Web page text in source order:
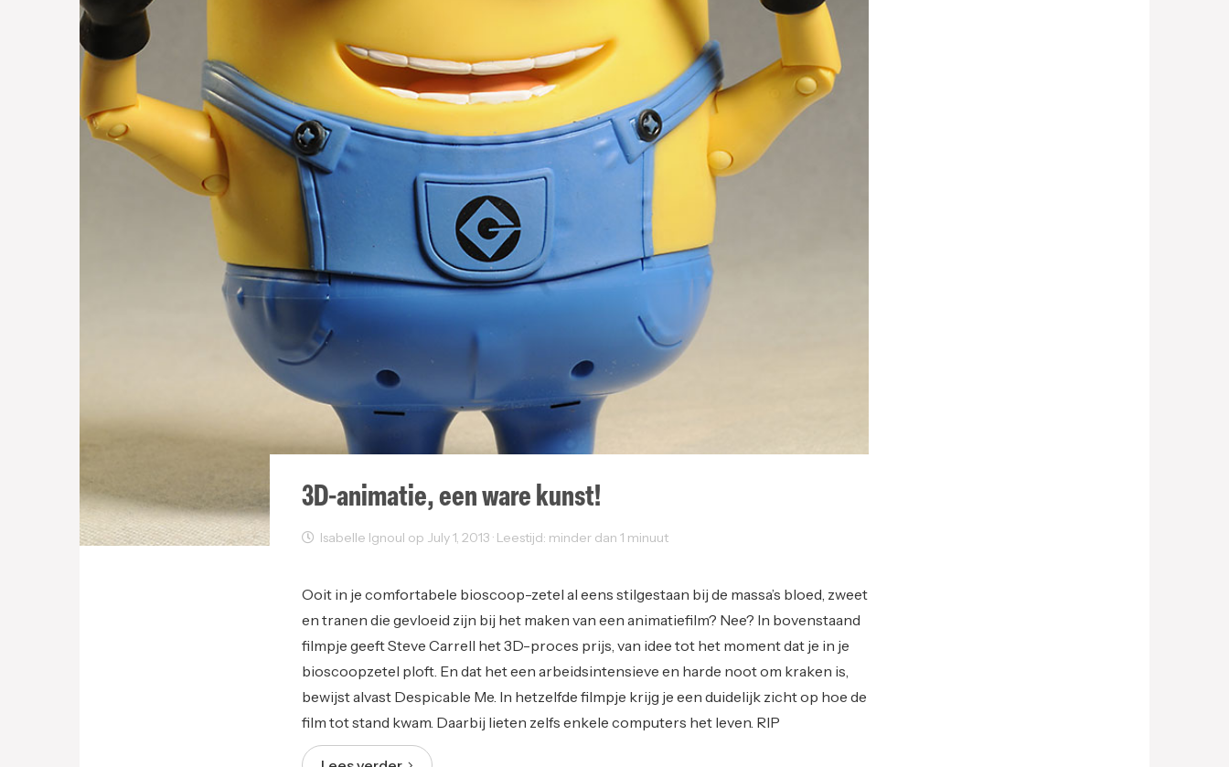
3D-animatie, een ware kunst!
Isabelle Ignoul op July 1, 2013 · Leestijd: minder dan 1 minuut
Ooit in je comfortabele bioscoop-zetel al eens stilgestaan bij de massa’s bloed, zweet
en tranen die gevloeid zijn bij het maken van een animatiefilm? Nee? In bovenstaand
filmpje geeft Steve Carrell het 3D-proces prijs, van idee tot het moment dat je in je
bioscoopzetel ploft. En dat het een arbeidsintensieve en harde noot om kraken is,
bewijst alvast Despicable Me. In hetzelfde filmpje krijg je een duidelijk zicht op hoe de
film tot stand kwam. Daarbij lieten zelfs enkele computers het leven. RIP